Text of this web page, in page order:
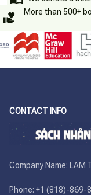
More than 500+
CONTACT INFO
Company Name: LAM
Phone: +1 (818)-869-